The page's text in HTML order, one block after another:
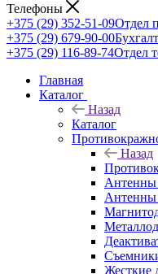
Телефоны
+375 (29) 352-51-09Отдел
+375 (29) 679-90-00
+375 (29) 116-89-74Отдел
Главная
Каталог
Назад
Каталог
Назад
Антенны
Антенны
Жесткие